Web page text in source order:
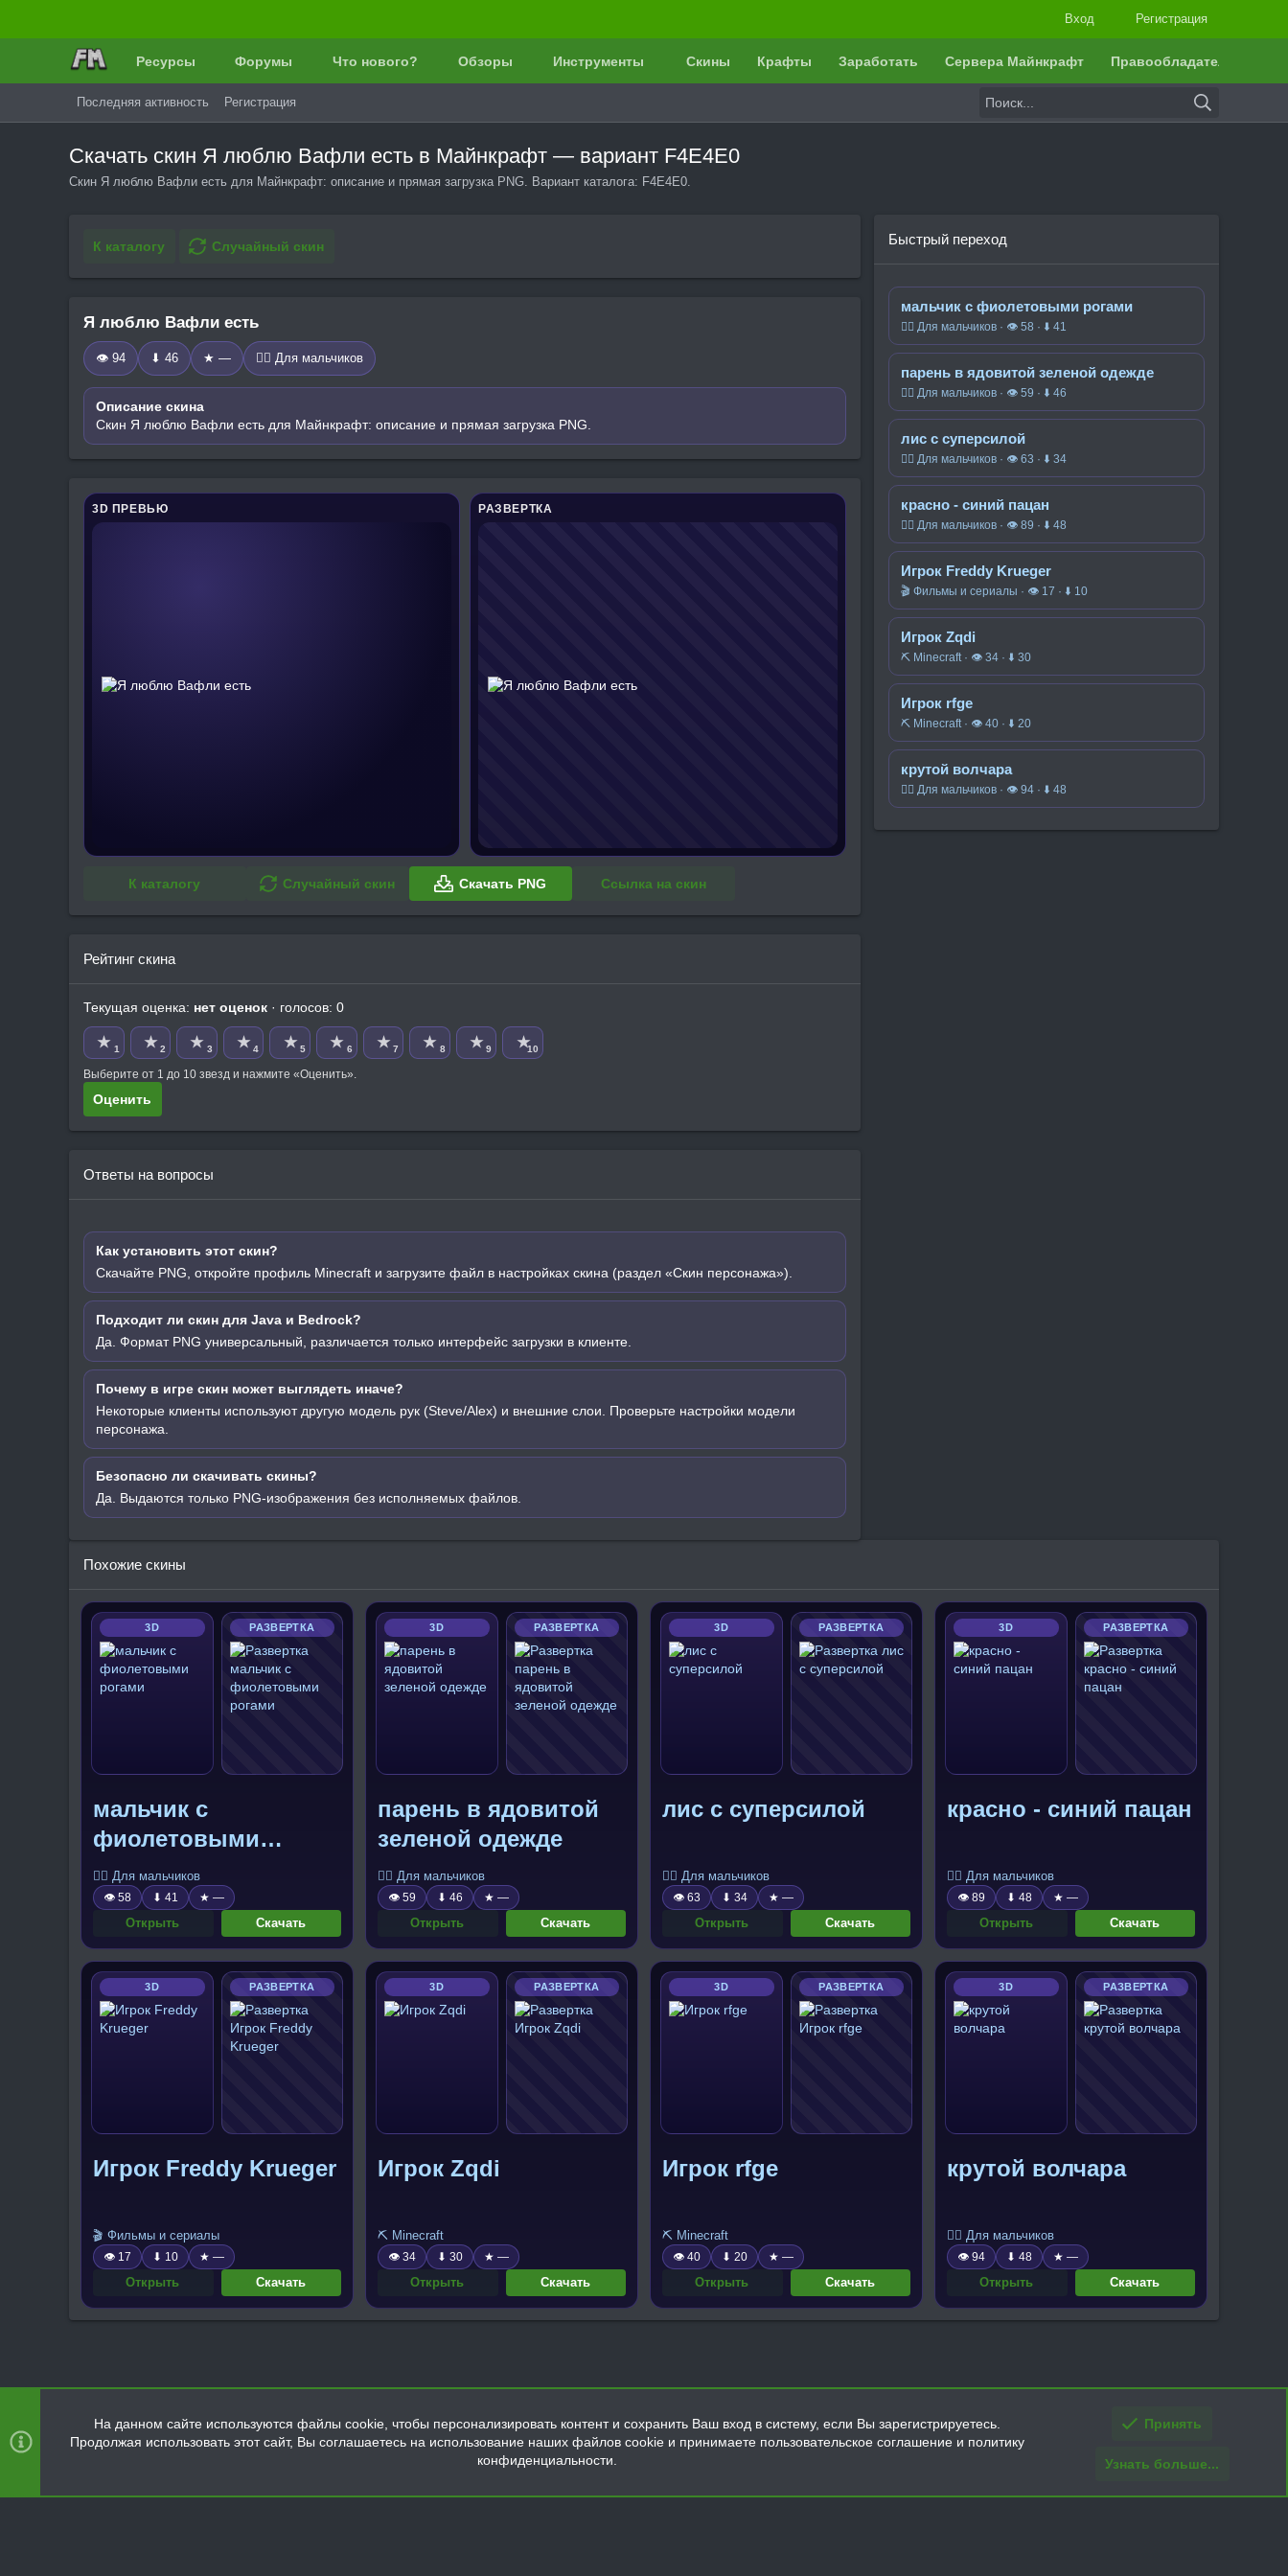
Вход Регистрация
Ресурсы Форумы Что нового? Обзоры Инструменты Скины Крафты Заработать Сервера Майнкрафт Правообладателям
Последняя активность Регистрация
Скачать скин Я люблю Вафли есть в Майнкрафт — вариант F4E4E0
Скин Я люблю Вафли есть для Майнкрафт: описание и прямая загрузка PNG. Вариант каталога: F4E4E0.
К каталогу Случайный скин
Я люблю Вафли есть
👁 94 ⬇ 46 ★ — 🧍‍♂️ Для мальчиков
Описание скина
Скин Я люблю Вафли есть для Майнкрафт: описание и прямая загрузка PNG.
3D ПРЕВЬЮ РАЗВЕРТКА
К каталогу Случайный скин Скачать PNG Ссылка на скин
Рейтинг скина
Текущая оценка: нет оценок · голосов: 0
★ 1 ★ 2 ★ 3 ★ 4 ★ 5 ★ 6 ★ 7 ★ 8 ★ 9 ★10
Выберите от 1 до 10 звезд и нажмите «Оценить».
Оценить
Ответы на вопросы
Как установить этот скин?
Скачайте PNG, откройте профиль Minecraft и загрузите файл в настройках скина (раздел «Скин персонажа»).
Подходит ли скин для Java и Bedrock?
Да. Формат PNG универсальный, различается только интерфейс загрузки в клиенте.
Почему в игре скин может выглядеть иначе?
Некоторые клиенты используют другую модель рук (Steve/Alex) и внешние слои. Проверьте настройки модели
персонажа.
Безопасно ли скачивать скины?
Да. Выдаются только PNG-изображения без исполняемых файлов.
Быстрый переход
мальчик с фиолетовыми рогами
🧍‍♂️ Для мальчиков · 👁 58 · ⬇ 41
парень в ядовитой зеленой одежде
🧍‍♂️ Для мальчиков · 👁 59 · ⬇ 46
лис с суперсилой
🧍‍♂️ Для мальчиков · 👁 63 · ⬇ 34
красно - синий пацан
🧍‍♂️ Для мальчиков · 👁 89 · ⬇ 48
Игрок Freddy Krueger
🎬 Фильмы и сериалы · 👁 17 · ⬇ 10
Игрок Zqdi
⛏️ Minecraft · 👁 34 · ⬇ 30
Игрок rfge
⛏️ Minecraft · 👁 40 · ⬇ 20
крутой волчара
🧍‍♂️ Для мальчиков · 👁 94 · ⬇ 48
Похожие скины
3D РАЗВЕРТКА
мальчик с
фиолетовыми
рогами
🧍‍♂️ Для мальчиков
👁 58 ⬇ 41 ★ —
Открыть Скачать
3D РАЗВЕРТКА
парень в ядовитой
зеленой одежде
🧍‍♂️ Для мальчиков
👁 59 ⬇ 46 ★ —
Открыть Скачать
3D РАЗВЕРТКА
лис с суперсилой
🧍‍♂️ Для мальчиков
👁 63 ⬇ 34 ★ —
Открыть Скачать
3D РАЗВЕРТКА
красно - синий пацан
🧍‍♂️ Для мальчиков
👁 89 ⬇ 48 ★ —
Открыть Скачать
3D РАЗВЕРТКА
Игрок Freddy Krueger
🎬 Фильмы и сериалы
👁 17 ⬇ 10 ★ —
Открыть Скачать
3D РАЗВЕРТКА
Игрок Zqdi
⛏️ Minecraft
👁 34 ⬇ 30 ★ —
Открыть Скачать
3D РАЗВЕРТКА
Игрок rfge
⛏️ Minecraft
👁 40 ⬇ 20 ★ —
Открыть Скачать
3D РАЗВЕРТКА
крутой волчара
🧍‍♂️ Для мальчиков
👁 94 ⬇ 48 ★ —
Открыть Скачать
Главная
R
S
На данном сайте используются файлы cookie, чтобы персонализировать контент и сохранить Ваш вход в систему, если Вы зарегистрируетесь.
Продолжая использовать этот сайт, Вы соглашаетесь на использование наших файлов cookie и принимаете пользовательское соглашение и политику
конфиденциальности.
Принять
Узнать больше...